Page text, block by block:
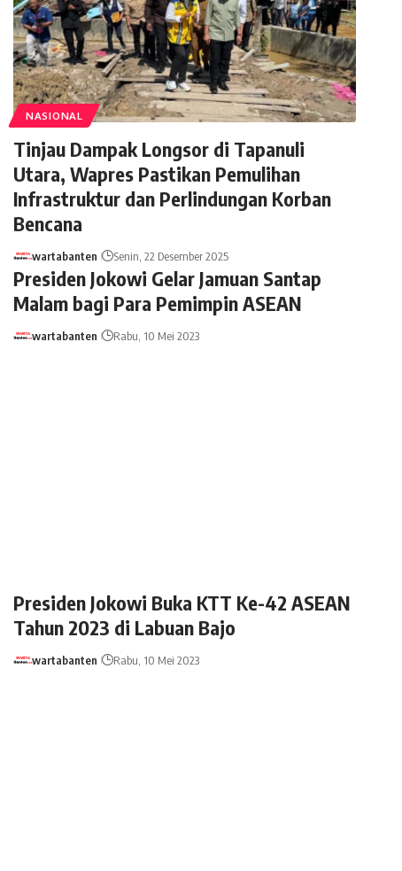
NASIONAL
Tinjau Dampak Longsor di Tapanuli
Utara, Wapres Pastikan Pemulihan
Infrastruktur dan Perlindungan Korban
Bencana
wartabanten Senin, 22 Desember 2025
Presiden Jokowi Gelar Jamuan Santap
Malam bagi Para Pemimpin ASEAN
wartabanten Rabu, 10 Mei 2023
Presiden Jokowi Buka KTT Ke-42 ASEAN
Tahun 2023 di Labuan Bajo
wartabanten Rabu, 10 Mei 2023